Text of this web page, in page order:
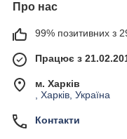
Про нас
99% позитивних з
Працює з
м. Харків
, Харків, Україна
Контакти